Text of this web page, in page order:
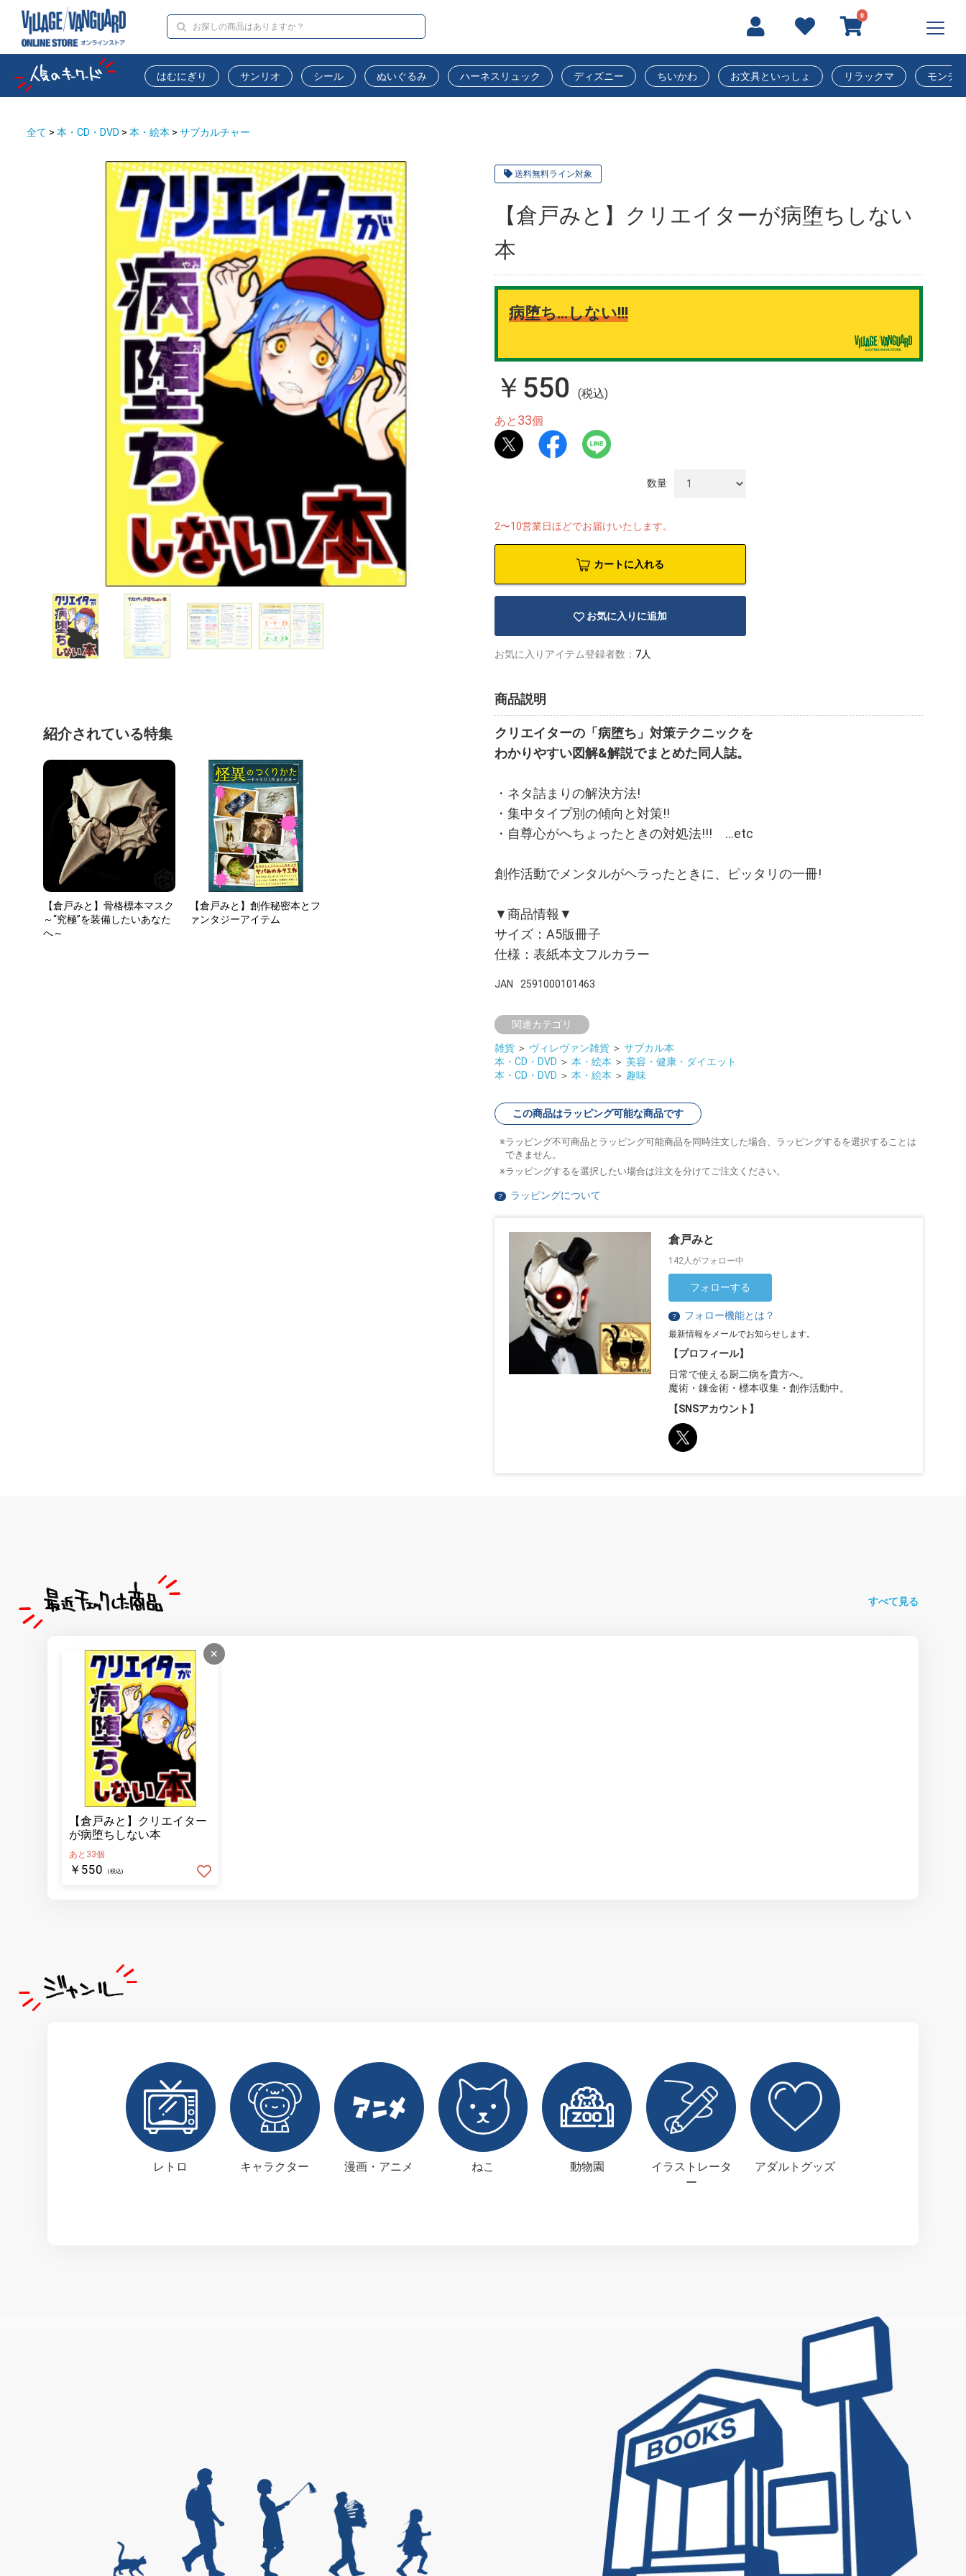
0
はむにぎり サンリオ シール ぬいぐるみ ハーネスリュック ディズニー ちいかわ お文具といっしょ リラックマ モンチ
全て > 本・CD・DVD > 本・絵本 > サブカルチャー
送料無料ライン対象
【倉戸みと】クリエイターが病堕ちしない
本
病堕ち…しない!!!
￥550
(税込)
あと 33個
数量
2〜10営業日ほどでお届けいたします。
カートに入れる
お気に入りに追加
お気に入りアイテム登録者数： 7人
商品説明
クリエイターの「病堕ち」対策テクニックを
わかりやすい図解&解説でまとめた同人誌。
・ネタ詰まりの解決方法!
・集中タイプ別の傾向と対策!!
・自尊心がへちょったときの対処法!!! ...etc
創作活動でメンタルがヘラったときに、ピッタリの一冊!
▼商品情報▼
サイズ：A5版冊子
仕様：表紙本文フルカラー
JAN 2591000101463
関連カテゴリ
雑貨 ＞ ヴィレヴァン雑貨 ＞ サブカル本
本・CD・DVD ＞ 本・絵本 ＞ 美容・健康・ダイエット
本・CD・DVD ＞ 本・絵本 ＞ 趣味
この商品はラッピング可能な商品です
ラッピング不可商品とラッピング可能商品を同時注文した場合、ラッピングするを選択することは
できません。
ラッピングするを選択したい場合は注文を分けてご注文ください。
？ ラッピングについて
倉戸みと
142人がフォロー中
フォローする
？ フォロー機能とは？
最新情報をメールでお知らせします。
【プロフィール】
日常で使える厨二病を貴方へ。
魔術・錬金術・標本収集・創作活動中。
【SNSアカウント】
紹介されている特集
【倉戸みと】骨格標本マスク
～“究極”を装備したいあなた
へ～
【倉戸みと】創作秘密本とフ
ァンタジーアイテム
すべて見る
×
【倉戸みと】クリエイター
が病堕ちしない本
あと33個
￥550 (税込)
レトロ キャラクター 漫画・アニメ ねこ 動物園
イラストレータ
ー
アダルトグッズ